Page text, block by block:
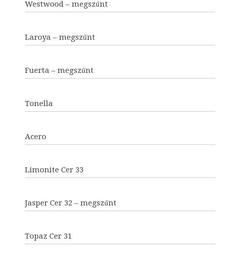
Westwood – megszűnt
Laroya – megszűnt
Fuerta – megszűnt
Tonella
Acero
Limonite Cer 33
Jasper Cer 32 – megszűnt
Topaz Cer 31